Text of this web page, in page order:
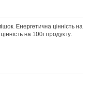
Енергетична цінність на
на 100г продукту: